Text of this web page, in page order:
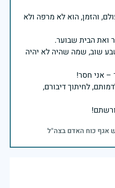
והזמן, הוא לא מרפה ולא
שוב, שמה שהיה לא יהיה
לחיתוך דיבורם,
אגף כוח האדם בצה"ל